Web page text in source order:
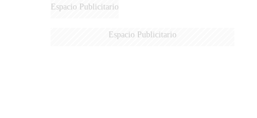
Espacio Publicitario
Espacio Publicitario